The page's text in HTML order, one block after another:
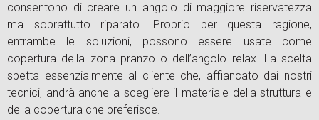
consentono di creare un angolo di maggiore riservatezza
ma soprattutto riparato. Proprio per questa ragione,
entrambe le soluzioni, possono essere usate come
copertura della zona pranzo o dell’angolo relax. La scelta
spetta essenzialmente al cliente che, affiancato dai nostri
tecnici, andrà anche a scegliere il materiale della struttura e
della copertura che preferisce.